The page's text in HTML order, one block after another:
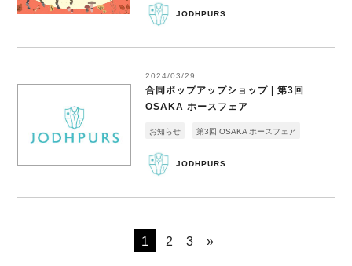
JODHPURS
2024/03/29
合同ポップアップショップ | 第3回
OSAKA ホースフェア
JODHPURS
お知らせ 第3回 OSAKA ホースフェア
1 2 3 »